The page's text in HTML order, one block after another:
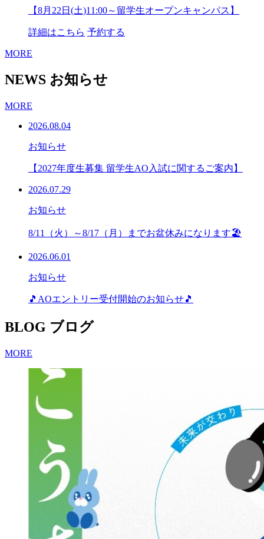
【8月22日(土)11:00～留学生オープンキャンパス】
詳細はこちら 予約する
MORE
NEWS お知らせ
MORE
2026.08.04
お知らせ
【2027年度生募集 留学生AO入試に関するご案内】
2026.07.29
お知らせ
8/11（火）～8/17（月）までお盆休みになります🏖
2026.06.01
お知らせ
🎵AOエントリー受付開始のお知らせ🎵
BLOG ブログ
MORE